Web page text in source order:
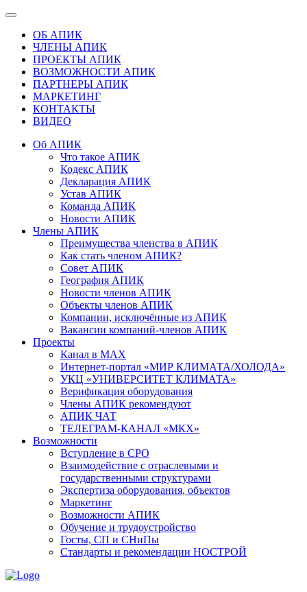
ОБ АПИК
ЧЛЕНЫ АПИК
ПРОЕКТЫ АПИК
ВОЗМОЖНОСТИ АПИК
ПАРТНЕРЫ АПИК
МАРКЕТИНГ
КОНТАКТЫ
ВИДЕО
Об АПИК
Что такое АПИК
Кодекс АПИК
Декларация АПИК
Устав АПИК
Команда АПИК
Новости АПИК
Члены АПИК
Преимущества членства в АПИК
Как стать членом АПИК?
Совет АПИК
География АПИК
Новости членов АПИК
Объекты членов АПИК
Компании, исключённые из АПИК
Вакансии компаний-членов АПИК
Проекты
Канал в MAX
Интернет-портал «МИР КЛИМАТА/ХОЛОДА»
УКЦ «УНИВЕРСИТЕТ КЛИМАТА»
Верификация оборудования
Члены АПИК рекомендуют
АПИК ЧАТ
ТЕЛЕГРАМ-КАНАЛ «МКХ»
Возможности
Вступление в СРО
Взаимодействие с отраслевыми и
государственными структурами
Экспертиза оборудования, объектов
Маркетинг
Возможности АПИК
Обучение и трудоустройство
Госты, СП и СНиПы
Стандарты и рекомендации НОСТРОЙ